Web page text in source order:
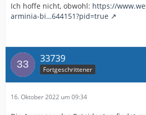
Ich hoffe nicht, obwohl: https://
arminia-bi…644151?pid=true
33739
Fortgeschrittener
16. Oktober 2022 um 09:34